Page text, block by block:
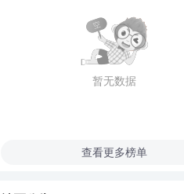
暂无数据
查看更多榜单